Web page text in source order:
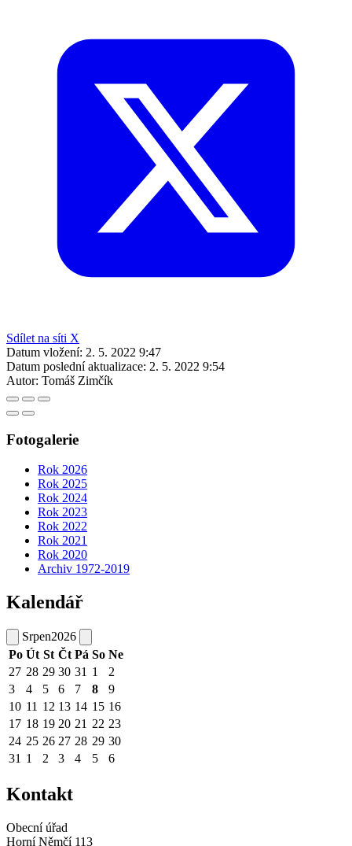
Sdílet na síti X
Datum vložení: 2. 5. 2022 9:47
Datum poslední aktualizace: 2. 5. 2022 9:54
Autor: Tomáš Zimčík
Fotogalerie
Rok 2026
Rok 2025
Rok 2024
Rok 2023
Rok 2022
Rok 2021
Rok 2020
Archiv 1972-2019
Kalendář
Srpen2026
Po Út St Čt Pá So Ne
27 28 29 30 31 1
2
3
4 5 6 7 8
9
10 11 12 13 14 15 16
17 18 19 20 21 22 23
24 25 26 27 28 29 30
31 1 2 3 4 5 6
Kontakt
Obecní úřad
Horní Němčí 113